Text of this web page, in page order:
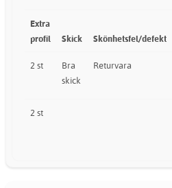
Extra
profil
Skick Skönhetsfel/defekt
2 st
Bra
skick
Returvara
2 st